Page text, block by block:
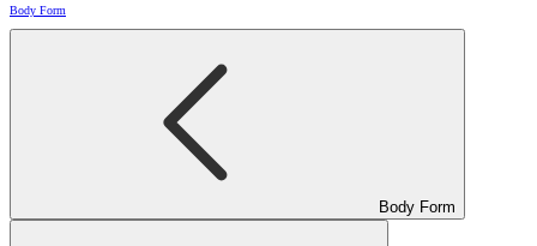
Body Form
Body Form